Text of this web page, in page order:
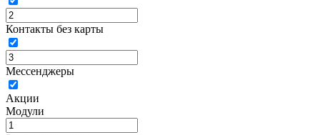
Контакты без карты
Мессенджеры
Акции
Модули